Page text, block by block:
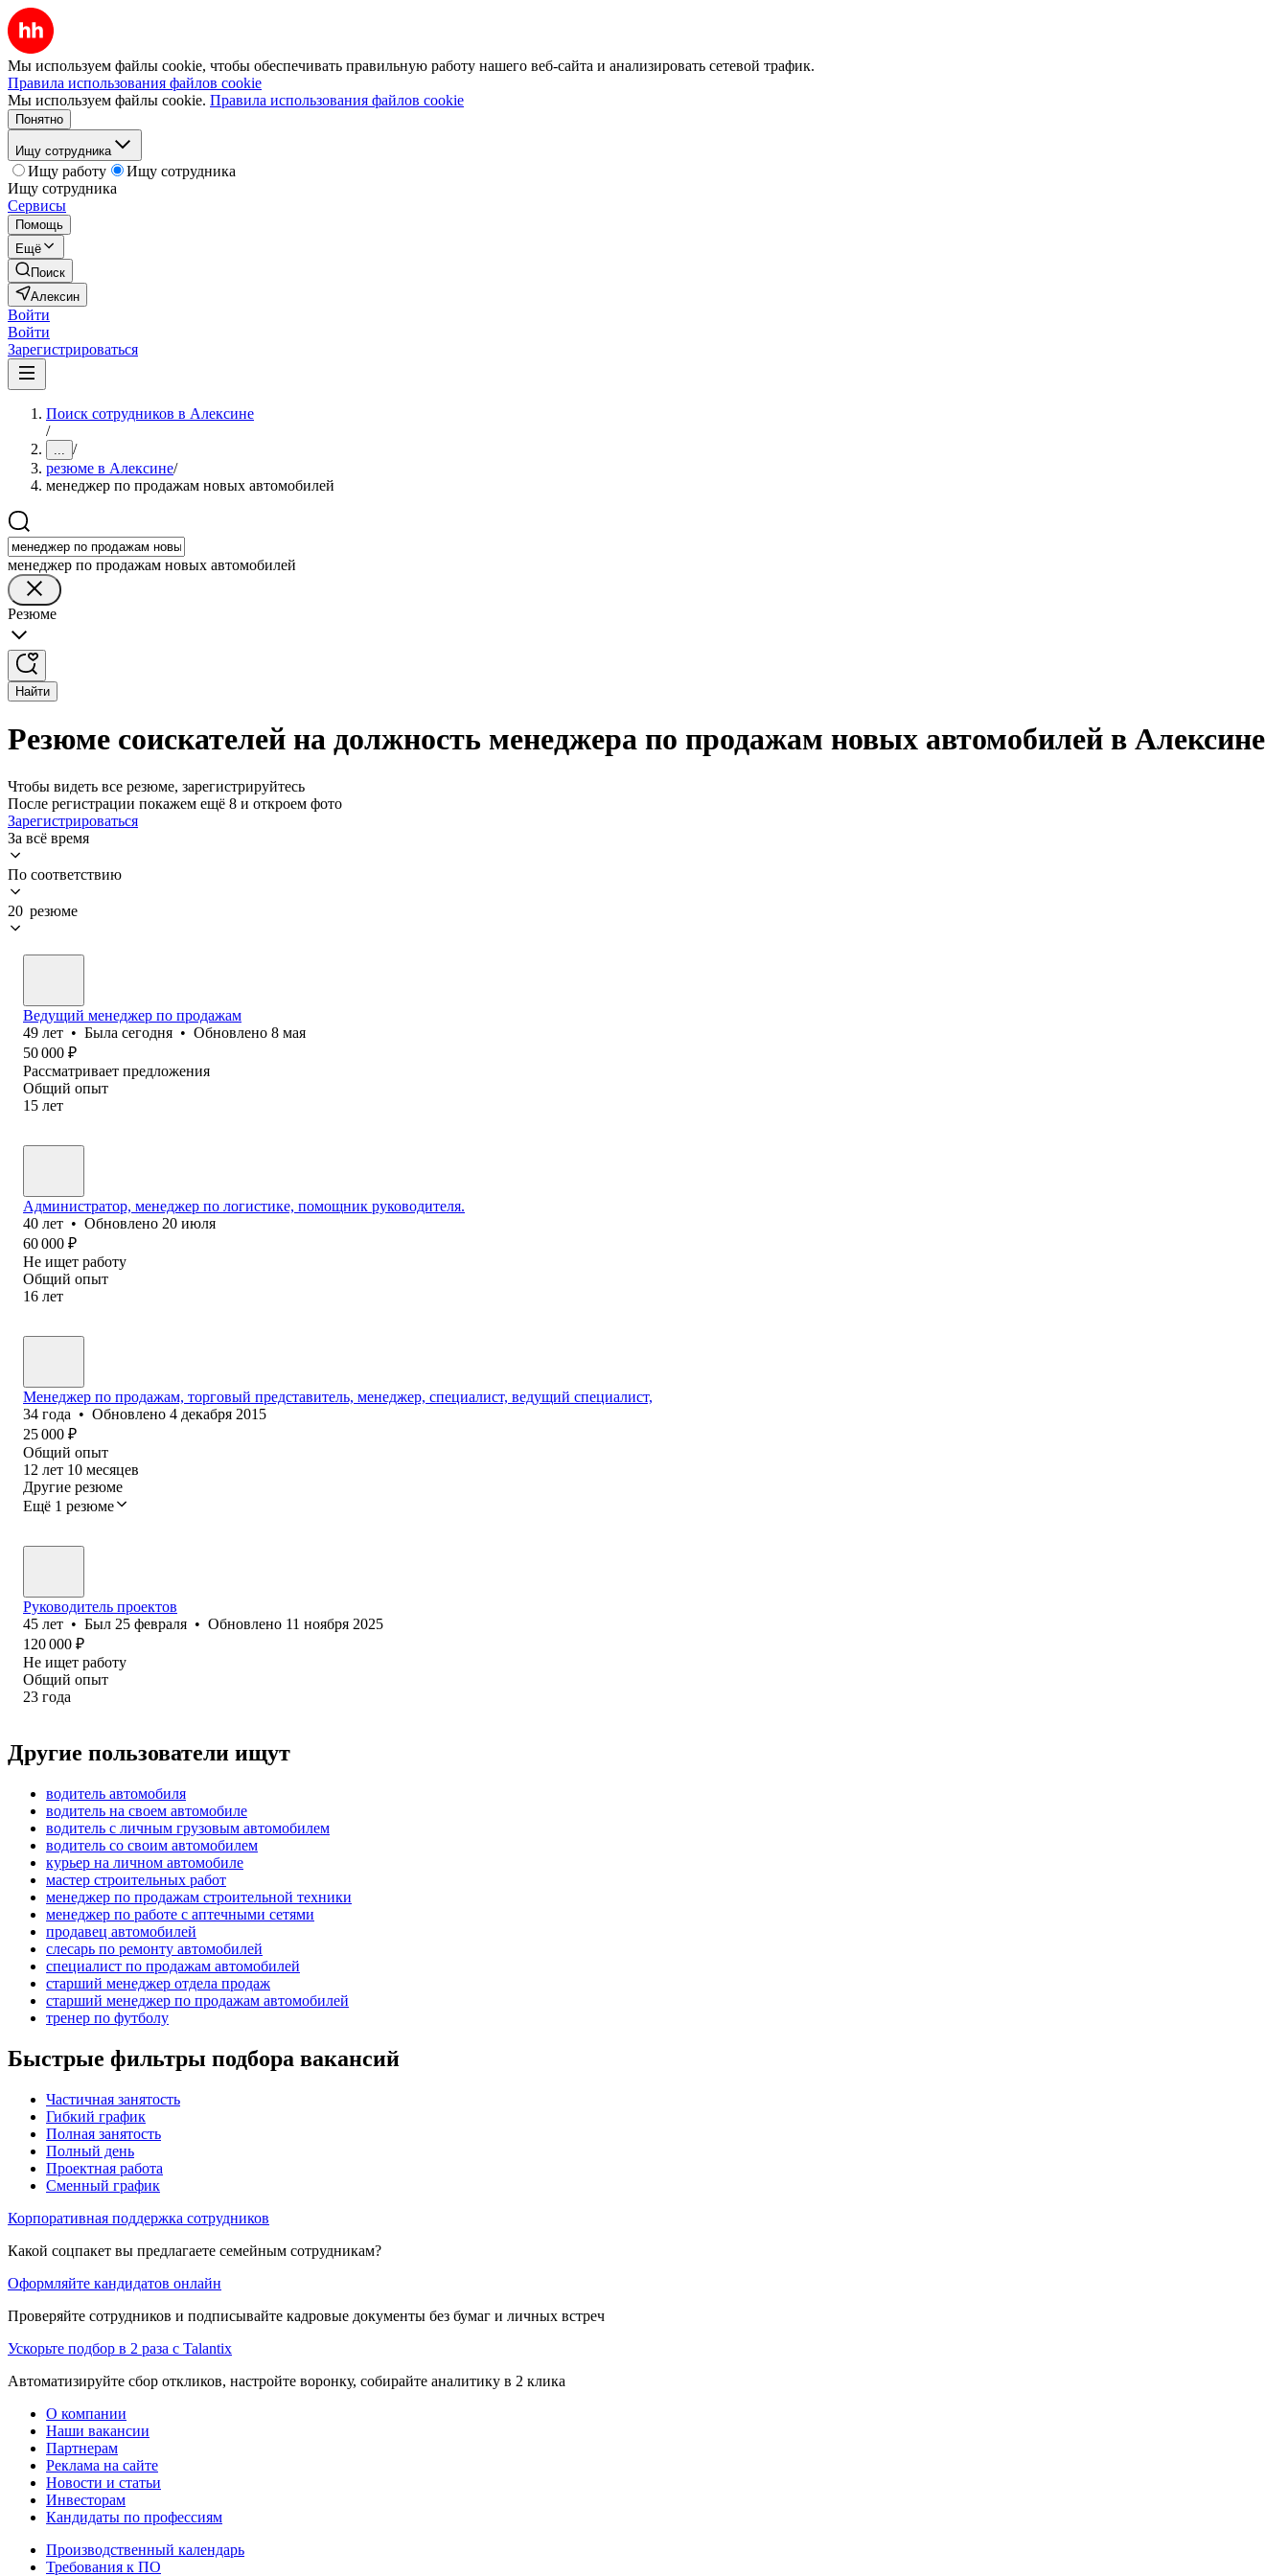
Мы используем файлы cookie, чтобы обеспечивать правильную работу нашего веб-сайта и анализировать сетевой трафик.
Правила использования файлов cookie
Мы используем файлы cookie. Правила использования файлов cookie
Понятно
Ищу сотрудника
Ищу работу
Ищу сотрудника
Ищу сотрудника
Сервисы
Помощь
Ещё
Поиск
Алексин
Войти
Войти
Зарегистрироваться
Поиск сотрудников в Алексине
/
... /
резюме в Алексине/
менеджер по продажам новых автомобилей
менеджер по продажам новых автомобилей
Резюме
Найти
Резюме соискателей на должность менеджера по продажам новых автомобилей в Алексине
Чтобы видеть все резюме, зарегистрируйтесь
После регистрации покажем ещё 8 и откроем фото
Зарегистрироваться
За всё время
По соответствию
20 резюме
Ведущий менеджер по продажам
49 лет • Была сегодня • Обновлено 8 мая
50 000 ₽
Рассматривает предложения
Общий опыт
15 лет
Администратор, менеджер по логистике, помощник руководителя.
40 лет • Обновлено 20 июля
60 000 ₽
Не ищет работу
Общий опыт
16 лет
Менеджер по продажам, торговый представитель, менеджер, специалист, ведущий специалист,
34 года • Обновлено 4 декабря 2015
25 000 ₽
Общий опыт
12 лет 10 месяцев
Другие резюме
Ещё 1 резюме
Руководитель проектов
45 лет • Был 25 февраля • Обновлено 11 ноября 2025
120 000 ₽
Не ищет работу
Общий опыт
23 года
Другие пользователи ищут
водитель автомобиля
водитель на своем автомобиле
водитель с личным грузовым автомобилем
водитель со своим автомобилем
курьер на личном автомобиле
мастер строительных работ
менеджер по продажам строительной техники
менеджер по работе с аптечными сетями
продавец автомобилей
слесарь по ремонту автомобилей
специалист по продажам автомобилей
старший менеджер отдела продаж
старший менеджер по продажам автомобилей
тренер по футболу
Быстрые фильтры подбора вакансий
Частичная занятость
Гибкий график
Полная занятость
Полный день
Проектная работа
Сменный график
Корпоративная поддержка сотрудников
Какой соцпакет вы предлагаете семейным сотрудникам?
Оформляйте кандидатов онлайн
Проверяйте сотрудников и подписывайте кадровые документы без бумаг и личных встреч
Ускорьте подбор в 2 раза с Talantix
Автоматизируйте сбор откликов, настройте воронку, собирайте аналитику в 2 клика
О компании
Наши вакансии
Партнерам
Реклама на сайте
Новости и статьи
Инвесторам
Кандидаты по профессиям
Производственный календарь
Требования к ПО